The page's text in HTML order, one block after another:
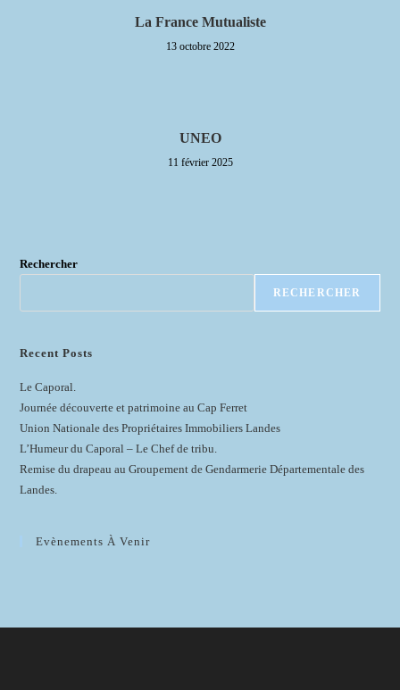
La France Mutualiste
13 octobre 2022
UNEO
11 février 2025
Rechercher
RECHERCHER
Recent Posts
Le Caporal.
Journée découverte et patrimoine au Cap Ferret
Union Nationale des Propriétaires Immobiliers Landes
L’Humeur du Caporal – Le Chef de tribu.
Remise du drapeau au Groupement de Gendarmerie Départementale des
Landes.
Evènements À Venir